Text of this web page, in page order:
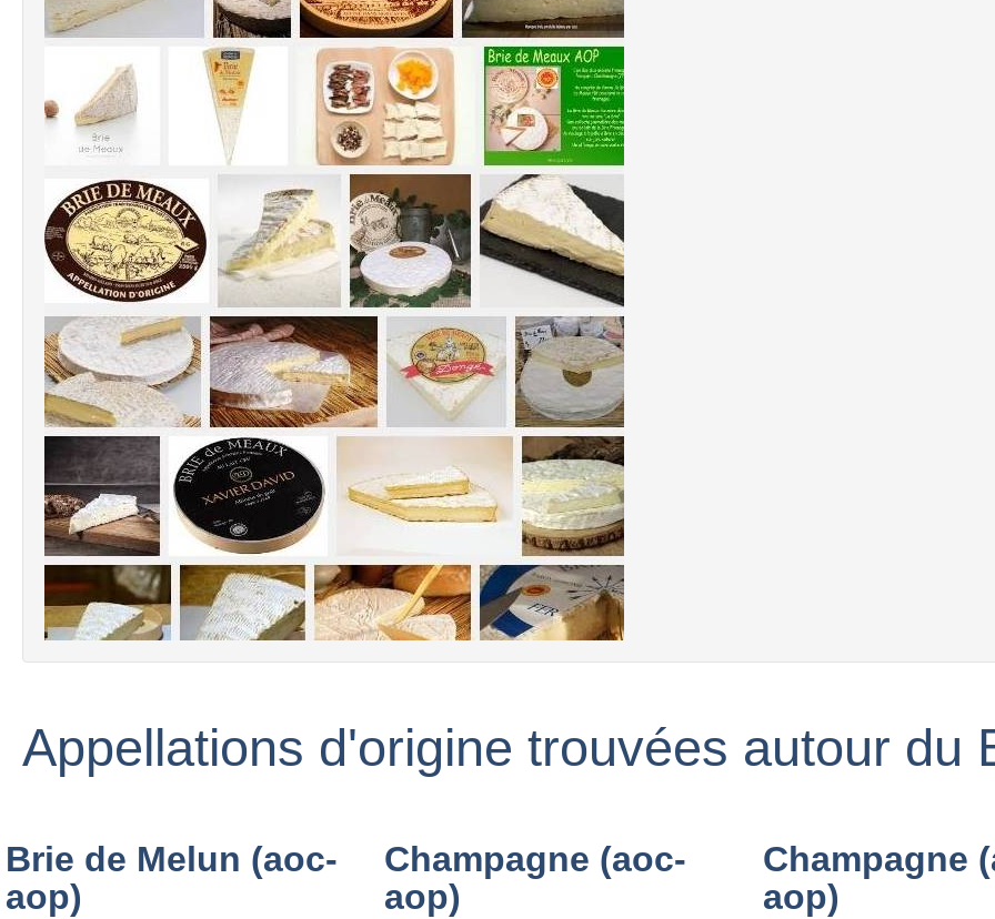
Appellations d'origine trouvées autour du
Brie de Melun (aoc-
aop)
Champagne (aoc-
aop)
Champagne
aop)